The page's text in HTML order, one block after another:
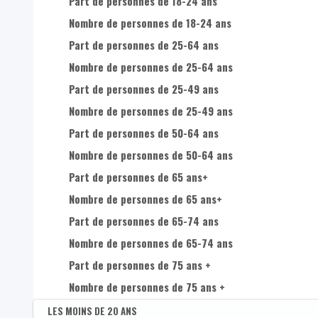
Nombre de femmes de 50-64 ans dans la population
Nombre de femmes de 65 ans + dans la population
Nombre de femmes de 10 à 14 ans
Nombre de femmes de 15 à 19 ans
Nombre de femmes de 20 à 24 ans
Nombre de femmes de 25 à 29 ans
Nombre de femmes de 30 à 34 ans
Nombre de femmes de 35 à 39 ans
Nombre de femmes de 40 à 44 ans
Nombre de femmes de 50 à 54 ans
Nombre de femmes de 55 à 59 ans
Nombre de femmes de 60 à 64 ans
Nombre de femmes de 65 à 69 ans
Nombre de femmes de 70 à 74 ans
Nombre de personnes de 18-24 ans
Part de personnes de 25-64 ans
Nombre de personnes de 25-64 ans
Part de personnes de 25-49 ans
Nombre de personnes de 25-49 ans
Part de personnes de 50-64 ans
Nombre de personnes de 50-64 ans
Part de personnes de 65 ans+
Nombre de personnes de 65 ans+
Part de personnes de 65-74 ans
Nombre de personnes de 65-74 ans
Part de personnes de 75 ans +
Nombre de personnes de 75 ans +
LES MOINS DE 20 ANS